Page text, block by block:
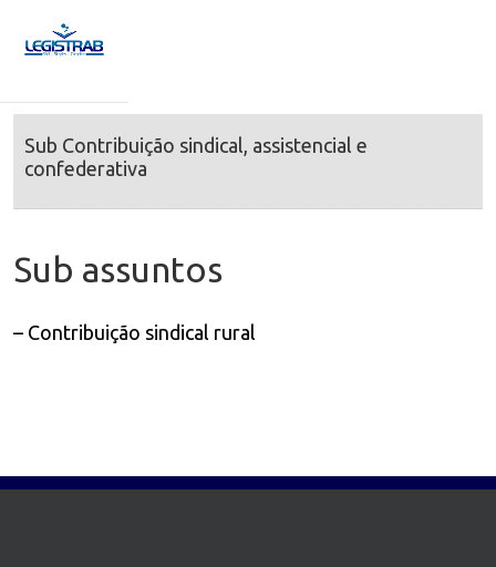
Sub Contribuição sindical, assistencial e
confederativa
Sub assuntos
– Contribuição sindical rural